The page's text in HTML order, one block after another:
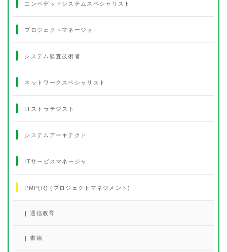
エンベデッドシステムスペシャリスト
プロジェクトマネージャ
システム監査技術者
ネットワークスペシャリスト
ITストラテジスト
システムアーキテクト
ITサービスマネージャ
PMP(R) (プロジェクトマネジメント)
通信教育
書籍